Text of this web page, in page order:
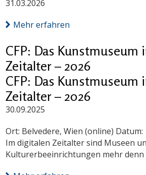
31.03.2026
Mehr erfahren
CFP: Das Kunstmuseum
Zeitalter – 2026
CFP: Das Kunstmuseum
Zeitalter – 2026
30.09.2025
Ort: Belvedere, Wien (online) Datum:
Im digitalen Zeitalter sind Museen
Kulturerbeeinrichtungen mehr